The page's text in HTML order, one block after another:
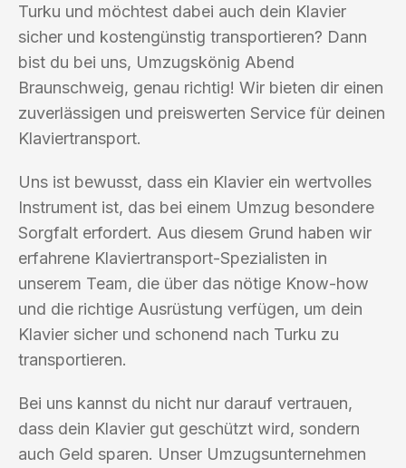
Turku und möchtest dabei auch dein Klavier
sicher und kostengünstig transportieren? Dann
bist du bei uns, Umzugskönig Abend
Braunschweig, genau richtig! Wir bieten dir einen
zuverlässigen und preiswerten Service für deinen
Klaviertransport.
Uns ist bewusst, dass ein Klavier ein wertvolles
Instrument ist, das bei einem Umzug besondere
Sorgfalt erfordert. Aus diesem Grund haben wir
erfahrene Klaviertransport-Spezialisten in
unserem Team, die über das nötige Know-how
und die richtige Ausrüstung verfügen, um dein
Klavier sicher und schonend nach Turku zu
transportieren.
Bei uns kannst du nicht nur darauf vertrauen,
dass dein Klavier gut geschützt wird, sondern
auch Geld sparen. Unser Umzugsunternehmen